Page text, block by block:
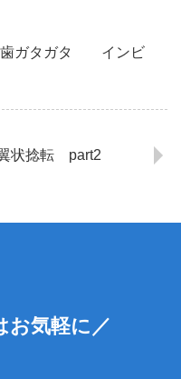
ガタガタ インビ
状捻転 part2
お気軽に／